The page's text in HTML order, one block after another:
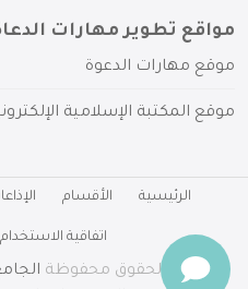
مواقع تطوير مهارات
موقع مهارات الدعوة
موقع المكتبة الإسلامية
الرئيسية الأقسام
اتفاقية الاستخدام
جميع الحقوق محفوظة